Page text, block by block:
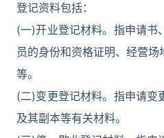
登记资料包括：
(一)开业登记材料。指申请书
员的身份和资格证明、经营
等。
(二)变更登记材料。指申请变
及其副本等有关材料。